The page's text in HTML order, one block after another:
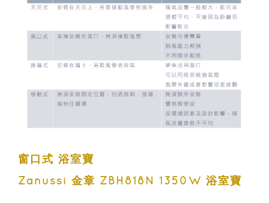
窗口式 浴室寶
Zanussi 金章 ZBH818N 1350W 浴室寶